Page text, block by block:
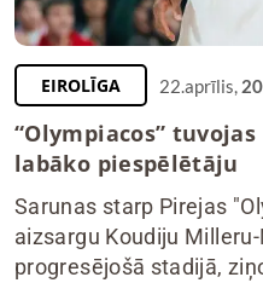
EIROLĪGA 22.aprīlis,
“Olympiacos”
labāko piespēlētāju
Sarunas starp Pirejas
aizsargu Koudiju
progresējošā stadijā,